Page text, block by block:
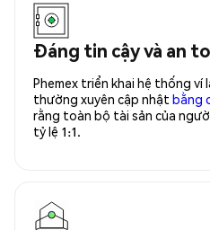
Đáng tin cậy và an
Phemex triển khai hệ thống ví
thường xuyên cập nhật bằng
rằng toàn bộ tài sản của
tỷ lệ 1:1.